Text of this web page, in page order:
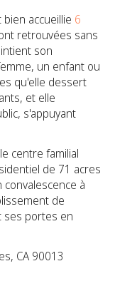
accueillie 6
retrouvées sans
son
un enfant ou
qu'elle dessert
et elle
s'appuyant
centre familial
de 71 acres
à
de
ses portes en
CA 90013